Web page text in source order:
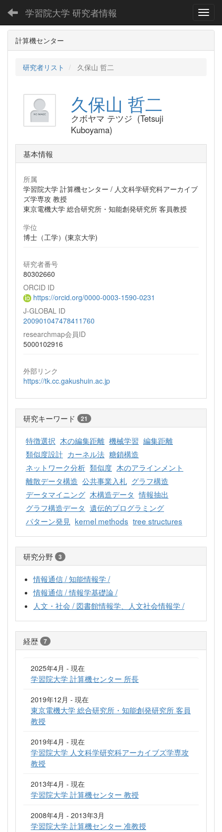
学習院大学 研究者情報
計算機センター
研究者リスト 久保山 哲二
久保山 哲二
クボヤマ テツジ (Tetsuji
Kuboyama)
基本情報
所属
学習院大学 計算機センター / 人文科学研究科アーカイブ
ズ学専攻 教授
東京電機大学 総合研究所・知能創発研究所 客員教授
学位
博士（工学）(東京大学)
研究者番号
80302660
ORCID ID
https://orcid.org/0000-0003-1590-0231
J-GLOBAL ID
200901047478411760
researchmap会員ID
5000102916
外部リンク
https://tk.cc.gakushuin.ac.jp
研究キーワード 21
特徴選択 木の編集距離 機械学習 編集距離
類似度設計 カーネル法 糖鎖構造
ネットワーク分析 類似度 木のアラインメント
離散データ構造 公共事業入札 グラフ構造
データマイニング 木構造データ 情報抽出
グラフ構造データ 遺伝的プログラミング
パターン発見 kernel methods tree structures
研究分野 3
情報通信 / 知能情報学 /
情報通信 / 情報学基礎論 /
人文・社会 / 図書館情報学、人文社会情報学 /
経歴 7
2025年4月 - 現在
学習院大学 計算機センター 所長
2019年12月 - 現在
東京電機大学 総合研究所・知能創発研究所 客員
教授
2019年4月 - 現在
学習院大学 人文科学研究科アーカイブズ学専攻
教授
2013年4月 - 現在
学習院大学 計算機センター 教授
2008年4月 - 2013年3月
学習院大学 計算機センター 准教授